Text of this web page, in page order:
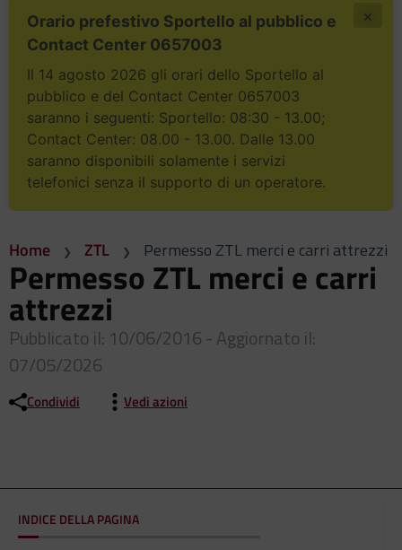
Orario prefestivo Sportello al pubblico e
Contact Center 0657003
Il 14 agosto 2026 gli orari dello Sportello al
pubblico e del Contact Center 0657003
saranno i seguenti: Sportello: 08:30 - 13.00;
Contact Center: 08.00 - 13.00. Dalle 13.00
saranno disponibili solamente i servizi
telefonici senza il supporto di un operatore.
×
Home ZTL Permesso ZTL merci e carri attrezzi
Permesso ZTL merci e carri
attrezzi
Pubblicato il: 10/06/2016 - Aggiornato il:
07/05/2026
Condividi Vedi azioni
INDICE DELLA PAGINA